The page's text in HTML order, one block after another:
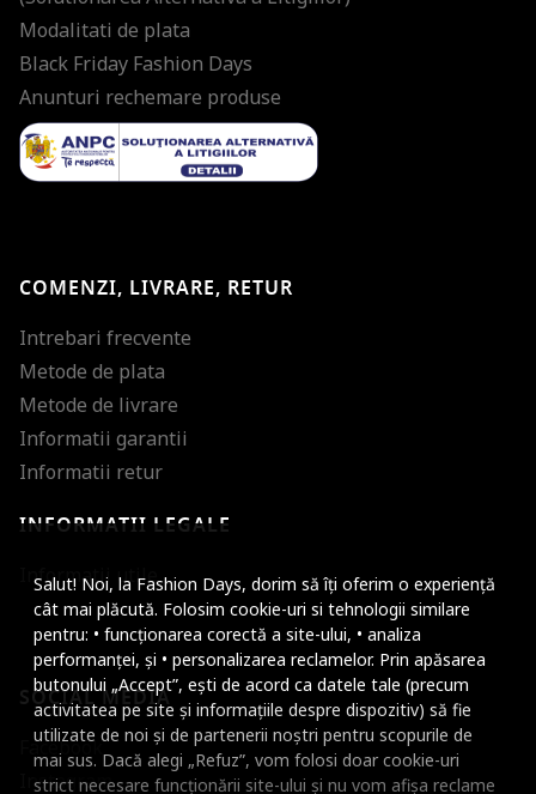
Salut! Noi, la Fashion Days, dorim să îți oferim o experiență
cât mai plăcută. Folosim cookie-uri si tehnologii similare
pentru: • funcționarea corectă a site-ului, • analiza
performanței, și • personalizarea reclamelor. Prin apăsarea
butonului „Accept”, ești de acord ca datele tale (precum
activitatea pe site și informațiile despre dispozitiv) să fie
utilizate de noi și de partenerii noștri pentru scopurile de
mai sus. Dacă alegi „Refuz”, vom folosi doar cookie-uri
strict necesare funcționării site-ului și nu vom afișa reclame
Modalitati de plata
Black Friday Fashion Days
Anunturi rechemare produse
COMENZI, LIVRARE, RETUR
Intrebari frecvente
Metode de plata
Metode de livrare
Informatii garantii
Informatii retur
INFORMATII LEGALE
Informatii utile
SOCIAL MEDIA
Facebook
Instagram
Micsoreaza
Mareste spatierea
Micsoreaza
Mareste inaltimea